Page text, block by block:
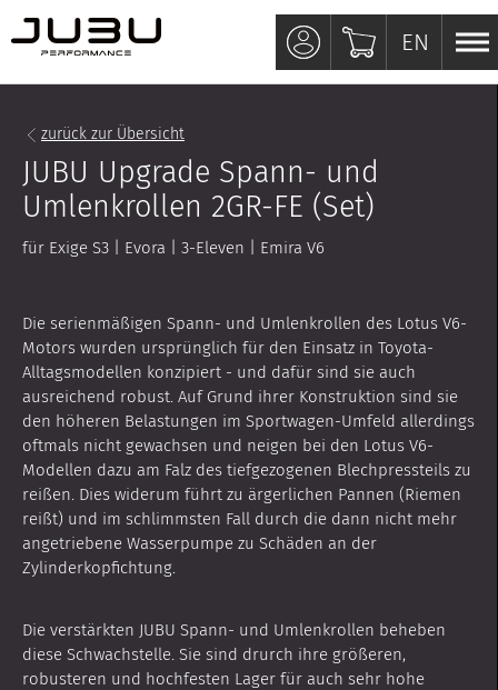
EN
EN
zurück zur Übersicht
JUBU Upgrade Spann- und
Umlenkrollen 2GR-FE (Set)
für Exige S3 | Evora | 3-Eleven | Emira V6
Die serienmäßigen Spann- und Umlenkrollen des Lotus V6-
Motors wurden ursprünglich für den Einsatz in Toyota-
Alltagsmodellen konzipiert - und dafür sind sie auch
ausreichend robust. Auf Grund ihrer Konstruktion sind sie
den höheren Belastungen im Sportwagen-Umfeld allerdings
oftmals nicht gewachsen und neigen bei den Lotus V6-
Modellen dazu am Falz des tiefgezogenen Blechpressteils zu
reißen. Dies widerum führt zu ärgerlichen Pannen (Riemen
reißt) und im schlimmsten Fall durch die dann nicht mehr
angetriebene Wasserpumpe zu Schäden an der
Zylinderkopfichtung.
Die verstärkten JUBU Spann- und Umlenkrollen beheben
diese Schwachstelle. Sie sind drurch ihre größeren,
robusteren und hochfesten Lager für auch sehr hohe